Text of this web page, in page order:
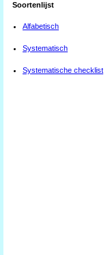
Soortenlijst
Alfabetisch
Systematisch
Systematische checklist